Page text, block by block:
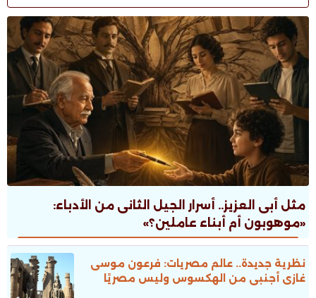
مثل أبى العزيز.. أسرار الجيل الثانى من الأدباء:
«موهوبون أم أبناء عاملين؟»
نظرية جديدة.. عالم مصريات: فرعون موسى
غازى أجنبى من الهكسوس وليس مصريًا